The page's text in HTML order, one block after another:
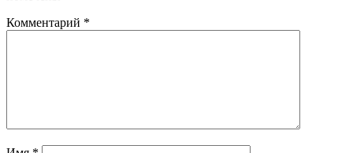
Комментарий *